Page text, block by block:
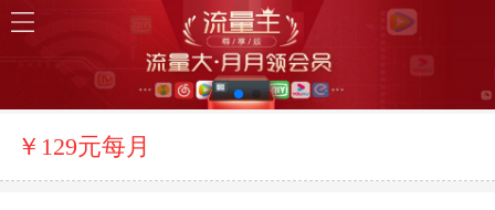
￥129元每月